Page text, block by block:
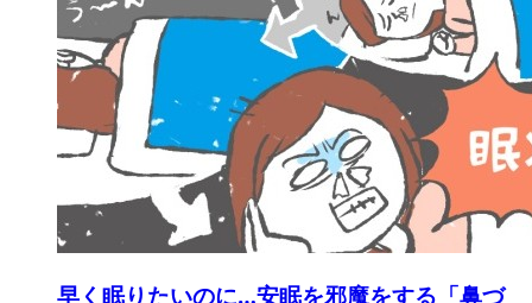
早く眠りたいのに…安眠を邪魔をする「鼻づ